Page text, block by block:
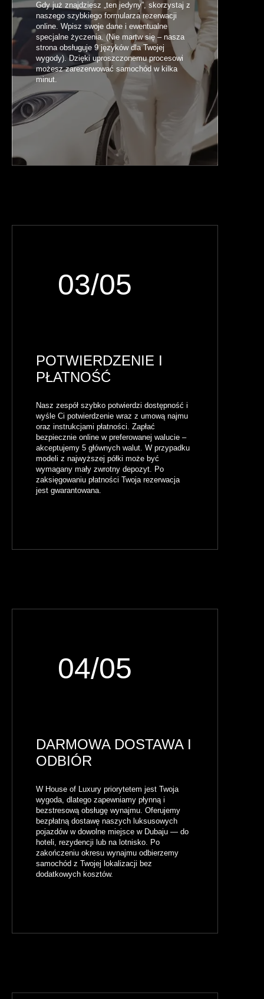
Gdy już znajdziesz „ten jedyny”, skorzystaj z
naszego szybkiego formularza rezerwacji
online. Wpisz swoje dane i ewentualne
specjalne życzenia. (Nie martw się – nasza
strona obsługuje 9 języków dla Twojej
wygody). Dzięki uproszczonemu procesowi
możesz zarezerwować samochód w kilka
minut.
03/05
POTWIERDZENIE I
PŁATNOŚĆ
Nasz zespół szybko potwierdzi dostępność i
wyśle Ci potwierdzenie wraz z umową najmu
oraz instrukcjami płatności. Zapłać
bezpiecznie online w preferowanej walucie –
akceptujemy 5 głównych walut. W przypadku
modeli z najwyższej półki może być
wymagany mały zwrotny depozyt. Po
zaksięgowaniu płatności Twoja rezerwacja
jest gwarantowana.
04/05
DARMOWA DOSTAWA I
ODBIÓR
W House of Luxury priorytetem jest Twoja
wygoda, dlatego zapewniamy płynną i
bezstresową obsługę wynajmu. Oferujemy
bezpłatną dostawę naszych luksusowych
pojazdów w dowolne miejsce w Dubaju — do
hoteli, rezydencji lub na lotnisko. Po
zakończeniu okresu wynajmu odbierzemy
samochód z Twojej lokalizacji bez
dodatkowych kosztów.